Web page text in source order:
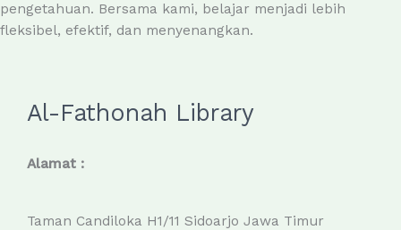
pengetahuan. Bersama kami, belajar menjadi lebih
fleksibel, efektif, dan menyenangkan.
Al-Fathonah Library
Alamat :
Taman Candiloka H1/11 Sidoarjo Jawa Timur